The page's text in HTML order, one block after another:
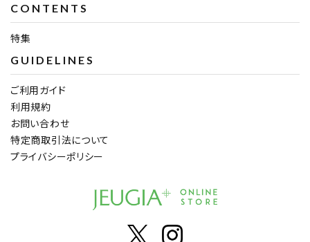
CONTENTS
特集
GUIDELINES
ご利用ガイド
利用規約
お問い合わせ
特定商取引法について
プライバシーポリシー